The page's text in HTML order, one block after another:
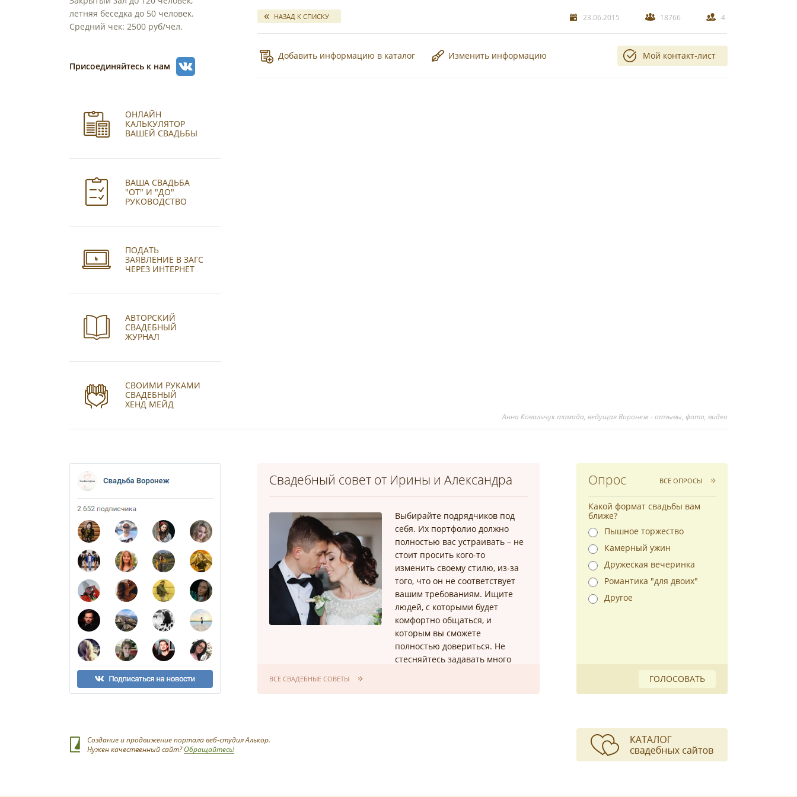
*
НАЗАД К СПИСКУ 23.06.2015 18766 4
Добавить информацию в каталог Изменить информацию Мой контакт-лист
Анна Ковальчук тамада, ведущая Воронеж - отзывы, фото, видео
летняя беседка до 50 человек.
Средний чек: 2500 руб/чел.
Присоединяйтесь к нам
ОНЛАЙН
КАЛЬКУЛЯТОР
ВАШЕЙ СВАДЬБЫ
ВАША СВАДЬБА
"ОТ" И "ДО"
РУКОВОДСТВО
ПОДАТЬ
ЗАЯВЛЕНИЕ В ЗАГС
ЧЕРЕЗ ИНТЕРНЕТ
АВТОРСКИЙ
СВАДЕБНЫЙ
ЖУРНАЛ
СВОИМИ РУКАМИ
СВАДЕБНЫЙ
ХЕНД МЕЙД
Свадебный совет от Ирины и Александра
Выбирайте подрядчиков под
себя. Их портфолио должно
полностью вас устраивать – не
стоит просить кого-то
изменить своему стилю, из-за
того, что он не соответствует
вашим требованиям. Ищите
людей, с которыми будет
комфортно общаться, и
которым вы сможете
полностью довериться. Не
стесняйтесь задавать много
ВСЕ СВАДЕБНЫЕ СОВЕТЫ
Опрос ВСЕ ОПРОСЫ
Какой формат свадьбы вам
ближе?
Пышное торжество
Камерный ужин
Дружеская вечеринка
Романтика "для двоих"
Другое
ГОЛОСОВАТЬ
Создание и продвижение портала веб-студия Алькор.
Нужен качественный сайт?Обращайтесь!